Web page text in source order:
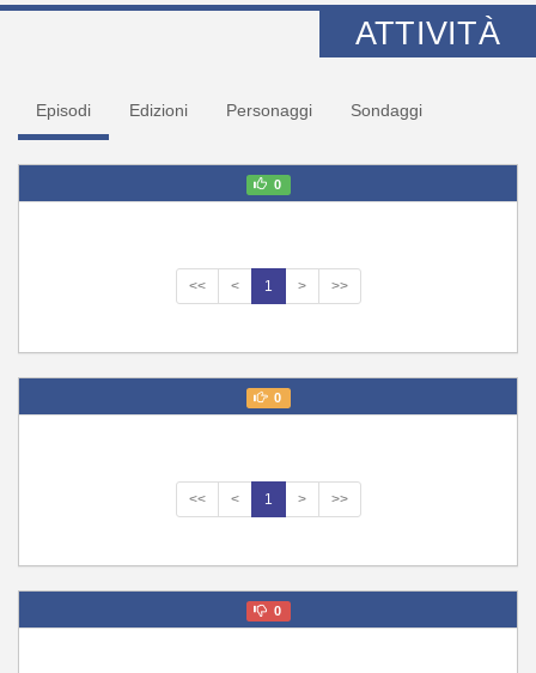
ATTIVITÀ
Episodi Edizioni Personaggi Sondaggi
0
<< < 1 > >>
0
<< < 1 > >>
0